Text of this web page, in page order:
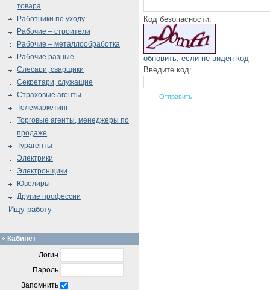
Код безопасности:
обновить, если не виден код
Введите код:
товара
Работники по уходу
Рабочие – строители
Рабочие – металлообработка
Рабочие разные
Слесари, сварщики
Секретари, служащие
Страховые агенты
Телемаркетинг
Торговые агенты, менеджеры по
продаже
Турагенты
Электрики
Электронщики
Ювелиры
Другие профессии
Ищу работу
Кабинет
Логин
Пароль
Запомнить